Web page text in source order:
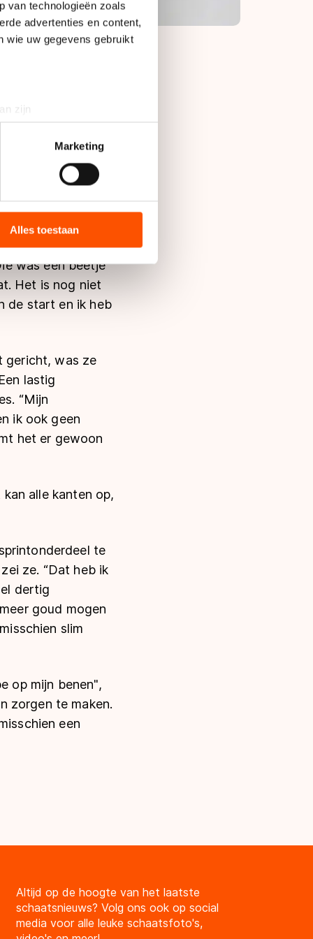
van technologieën zoals
advertenties en content,
wie uw gegevens gebruikt
zijn
detailgedeeltein. U kunt uw
advertenties en
zij hebben verzameld via
de VS, waar mogelijk geen
in met deze overdracht.
Marketing
Alles toestaan
het NK
om te winnen,
gewoon minder.”
jaren gehad
jaren aan
was een beetje
Het is nog niet
de start en ik heb
gericht, was ze
lastig
“Mijn
ik ook geen
het er gewoon
alle kanten op,
te
ze. “Dat heb ik
dertig
goud mogen
slim
op mijn benen",
zorgen te maken.
een
Altijd op de hoogte van het laatste
schaatsnieuws? Volg ons ook op social
media voor alle leuke schaatsfoto's,